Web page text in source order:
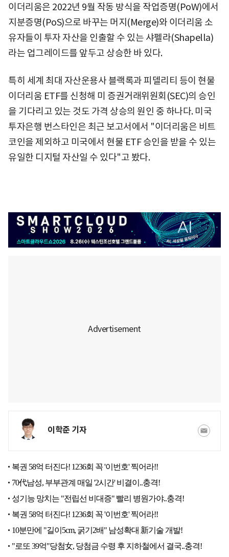
이더리움은 2022년 9월 작동 방식을 작업증명(PoW)에서
지분증명(PoS)으로 바꾸는 머지(Merge)와 이더리움 소
유자들이 투자 자산을 인출할 수 있는 샤펠라(Shapella)
라는 업그레이드를 앞두고 상승한 바 있다.
특히 세계 최대 자산운용사 블랙록과 피델리티 등이 현물
이더리움 ETF를 신청해 미 증권거래위원회(SEC)의 승인
을 기다리고 있는 것도 가격 상승의 원인 중 하나다. 미국
투자은행 번스타인은 최근 보고서에서 "이더리움은 비트
코인을 제외하고 미국에서 현물 ETF 승인을 받을 수 있는
유일한 디지털 자산일 수 있다"고 봤다.
이학준 기자